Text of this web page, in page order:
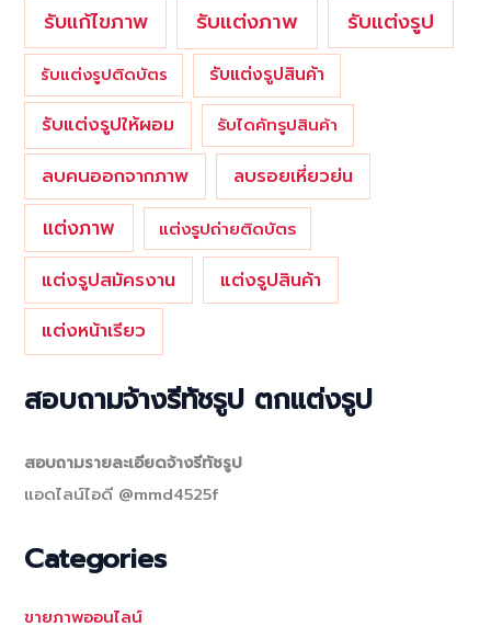
รับแก้ไขภาพ รับแต่งภาพ รับแต่งรูป
รับแต่งรูปติดบัตร รับแต่งรูปสินค้า
รับแต่งรูปให้ผอม รับไดคัทรูปสินค้า
ลบคนออกจากภาพ ลบรอยเหี่ยวย่น
แต่งภาพ แต่งรูปถ่ายติดบัตร
แต่งรูปสมัครงาน
แต่งรูปสินค้า
แต่งหน้าเรียว
สอบถามจ้างรีทัชรูป ตกแต่งรูป
สอบถามรายละเอียดจ้างรีทัชรูป
แอดไลน์ไอดี @mmd4525f
Categories
ขายภาพออนไลน์